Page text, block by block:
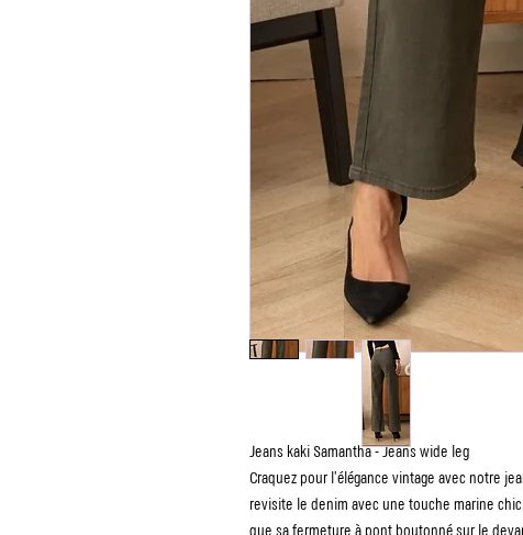
Jeans kaki Samantha - Jeans wide leg
Craquez pour l’élégance vintage avec notre
revisite le denim avec une touche marine
que sa fermeture à pont boutonné sur le